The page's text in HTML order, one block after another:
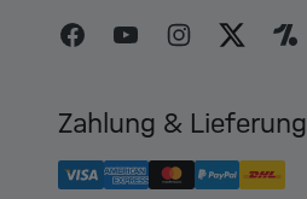
Zahlung & Lieferung